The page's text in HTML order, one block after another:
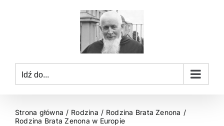
Idź do...
Strona główna Rodzina
Rodzina Brata Zenona
Rodzina Brata Zenona w Europie